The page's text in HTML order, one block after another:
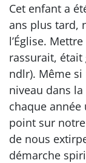
Cet enfant a
ans plus tard,
l’Église.
rassurait, était
ndlr). Même
niveau dans
chaque
point sur
de nous
démarche